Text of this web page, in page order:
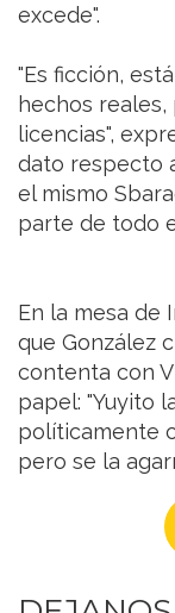
excede".
"Es ficción,
hechos
licencias",
dato respecto
el mismo
parte de todo
En la mesa de
que González
contenta con
papel: "Yuyito
políticamente
pero se la